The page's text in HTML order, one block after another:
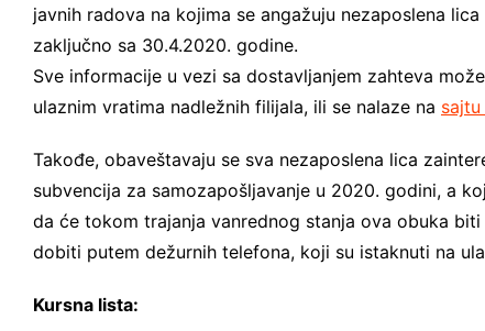
javnih radova na kojima se angažuju nezaposlena
zaključno sa 30.4.2020. godine.
Sve informacije u vezi sa dostavljanjem zahteva
ulaznim vratima nadležnih filijala, ili se nalaze na
Takođe, obaveštavaju se sva nezaposlena lica
subvencija za samozapošljavanje u 2020. godini, a
da će tokom trajanja vanrednog stanja ova obuka
dobiti putem dežurnih telefona, koji su istaknuti na
Kursna lista: